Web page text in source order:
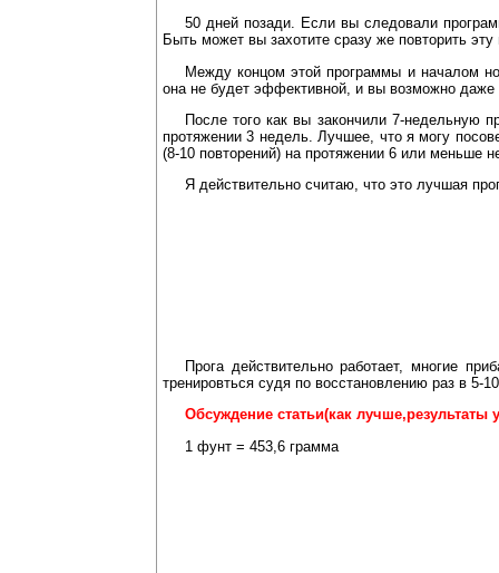
50 дней позади. Если вы следовали
Быть может вы захотите сразу же повторить
Между концом этой программы и началом
она не будет эффективной, и вы возможно даже
После того как вы закончили 7-недельную
протяжении 3 недель. Лучшее, что я могу
(8-10 повторений) на протяжении 6 или меньше
Я действительно считаю, что это лучшая
Прога действительно работает, многие
тренировться судя по восстановлению раз в 5-
Обсуждение статьи(как
1 фунт = 453,6 грамма